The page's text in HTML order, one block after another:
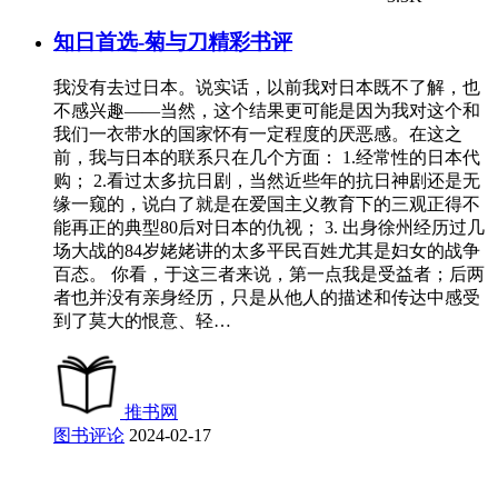
知日首选-菊与刀精彩书评
我没有去过日本。说实话，以前我对日本既不了解，也
不感兴趣——当然，这个结果更可能是因为我对这个和
我们一衣带水的国家怀有一定程度的厌恶感。在这之
前，我与日本的联系只在几个方面： 1.经常性的日本代
购； 2.看过太多抗日剧，当然近些年的抗日神剧还是无
缘一窥的，说白了就是在爱国主义教育下的三观正得不
能再正的典型80后对日本的仇视； 3. 出身徐州经历过几
场大战的84岁姥姥讲的太多平民百姓尤其是妇女的战争
百态。 你看，于这三者来说，第一点我是受益者；后两
者也并没有亲身经历，只是从他人的描述和传达中感受
到了莫大的恨意、轻…
推书网
图书评论 2024-02-17